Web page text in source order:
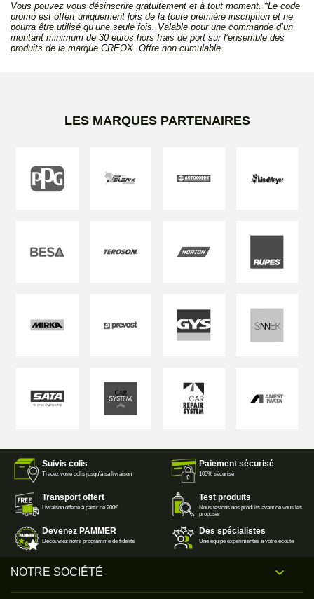
Vous pouvez vous désinscrire gratuitement et à tout moment. *Le code
promo est offert uniquement lors de la toute première inscription et ne
pourra être utilisé qu’une seule fois. Valable pour une commande d’un
montant minimum de 30 euros hors frais de port sur l’ensemble des
produits de la marque CREOX. Offre non cumulable.
LES MARQUES PARTENAIRES
Suivis colis
Tracez votre colis jusqu'à sa livraison
Paiement sécurisé
100% sécurisé
Transport offert
Livraison offerte à partir de 200€
Test produits
Nous testons nos produits avant de vous les
proposer
Devenez PAMMER
Découvrez notre programme de fidélité
Des spécialistes
Une équipe expérimentée à votre écoute
NOTRE SOCIÉTÉ 